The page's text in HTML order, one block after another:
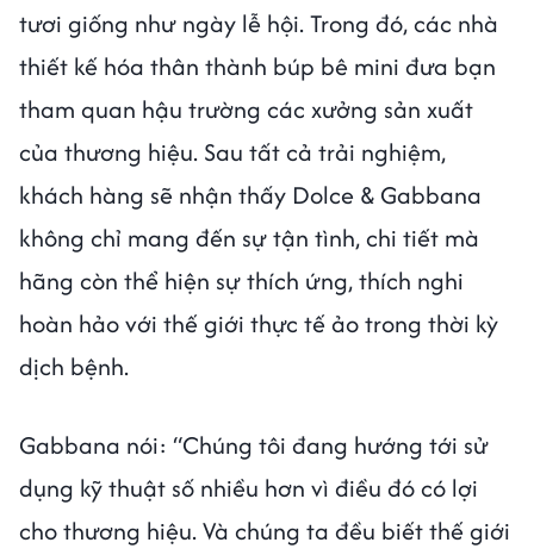
tươi giống như ngày lễ hội. Trong đó, các nhà
thiết kế hóa thân thành búp bê mini đưa bạn
tham quan hậu trường các xưởng sản xuất
của thương hiệu. Sau tất cả trải nghiệm,
khách hàng sẽ nhận thấy Dolce & Gabbana
không chỉ mang đến sự tận tình, chi tiết mà
hãng còn thể hiện sự thích ứng, thích nghi
hoàn hảo với thế giới thực tế ảo trong thời kỳ
dịch bệnh.
Gabbana nói: “Chúng tôi đang hướng tới sử
dụng kỹ thuật số nhiều hơn vì điều đó có lợi
cho thương hiệu. Và chúng ta đều biết thế giới